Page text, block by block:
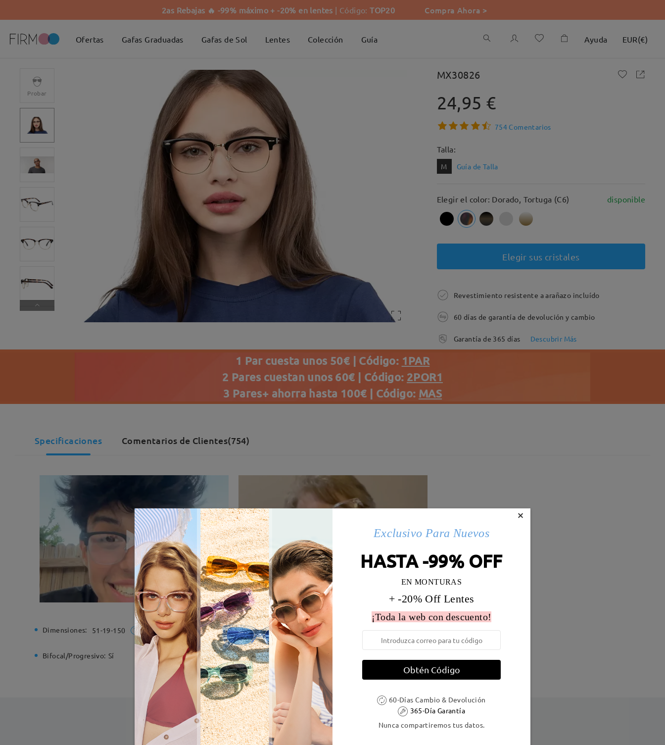
2as Rebajas 🔥 -99% máximo + -20% en lentes | Código:TOP20 Compra Ahora >
Ofertas Gafas Graduadas Gafas de Sol Lentes Colección Guía Ayuda EUR(€)
Probar
MX30826
24,95 €
754 Comentarios
Talla:
M Guía de Talla
Elegir el color: Dorado, Tortuga (C6) disponible
Elegir sus cristales
Revestimiento resistente a arañazo incluído
60 días de garantía de devolución y cambio
Garantía de 365 días Descubrir Más
1 Par cuesta unos 50€ | Código: 1PAR
2 Pares cuestan unos 60€ | Código: 2POR1
3 Pares+ ahorra hasta 100€ | Código: MAS
Specificaciones Comentarios de Clientes(754)
Dimensiones: 51-19-150 Ancho de la montura: 130 mm Medio) Diametro de lentes: 51 mm Peso:
Bifocal/Progresivo: Sí Bisagra de resorte: No
DELIVERY
×
Exclusivo Para Nuevos
HASTA -99% OFF
EN MONTURAS
+ -20% Off Lentes
¡Toda la web con descuento!
Obtén Código
60-Días Cambio & Devolución
365-Día Garantía
Nunca compartiremos tus datos.